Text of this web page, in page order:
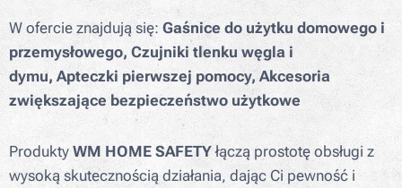
W ofercie znajdują się: Gaśnice do użytku domowego i
przemysłowego, Czujniki tlenku węgla i
dymu, Apteczki pierwszej pomocy, Akcesoria
zwiększające bezpieczeństwo użytkowe
Produkty WM HOME SAFETYłączą prostotę obsługi z
wysoką skutecznością działania, dając Ci pewność i